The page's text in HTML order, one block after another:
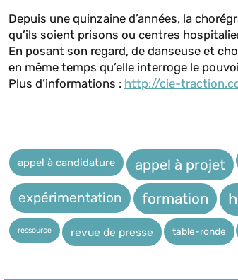
Depuis une quinzaine d’années, la
qu’ils soient prisons ou centres
En posant son regard, de danseuse et
en même temps qu’elle interroge le
Plus d’informations : http://cie-
appel à candidature appel à projet
expérimentation formation
ressource revue de presse table-ronde